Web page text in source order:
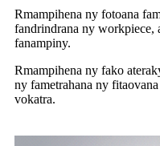
Rmampihena ny fotoana
fandrindrana ny workpiece,
fanampiny.
Rmampihena ny fako
ny fametrahana ny
vokatra.